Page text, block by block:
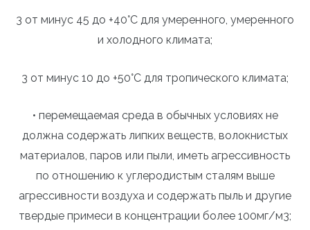
3 от минус 45 до +40°С для умеренного, умеренного
и холодного климата;
3 от минус 10 до +50°С для тропического климата;
• перемещаемая среда в обычных условиях не
должна содержать липких веществ, волокнистых
материалов, паров или пыли, иметь агрессивность
по отношению к углеродистым сталям выше
агрессивности воздуха и содержать пыль и другие
твердые примеси в концентрации более 100мг/м3;